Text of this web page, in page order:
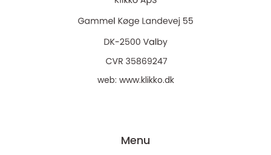
web: www.klikko.dk
Menu